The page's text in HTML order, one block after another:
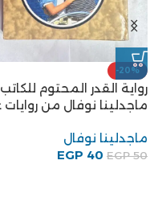
-22%
رواية متى يذوب الجليد من
روايات عبير
EGP50
EGP39